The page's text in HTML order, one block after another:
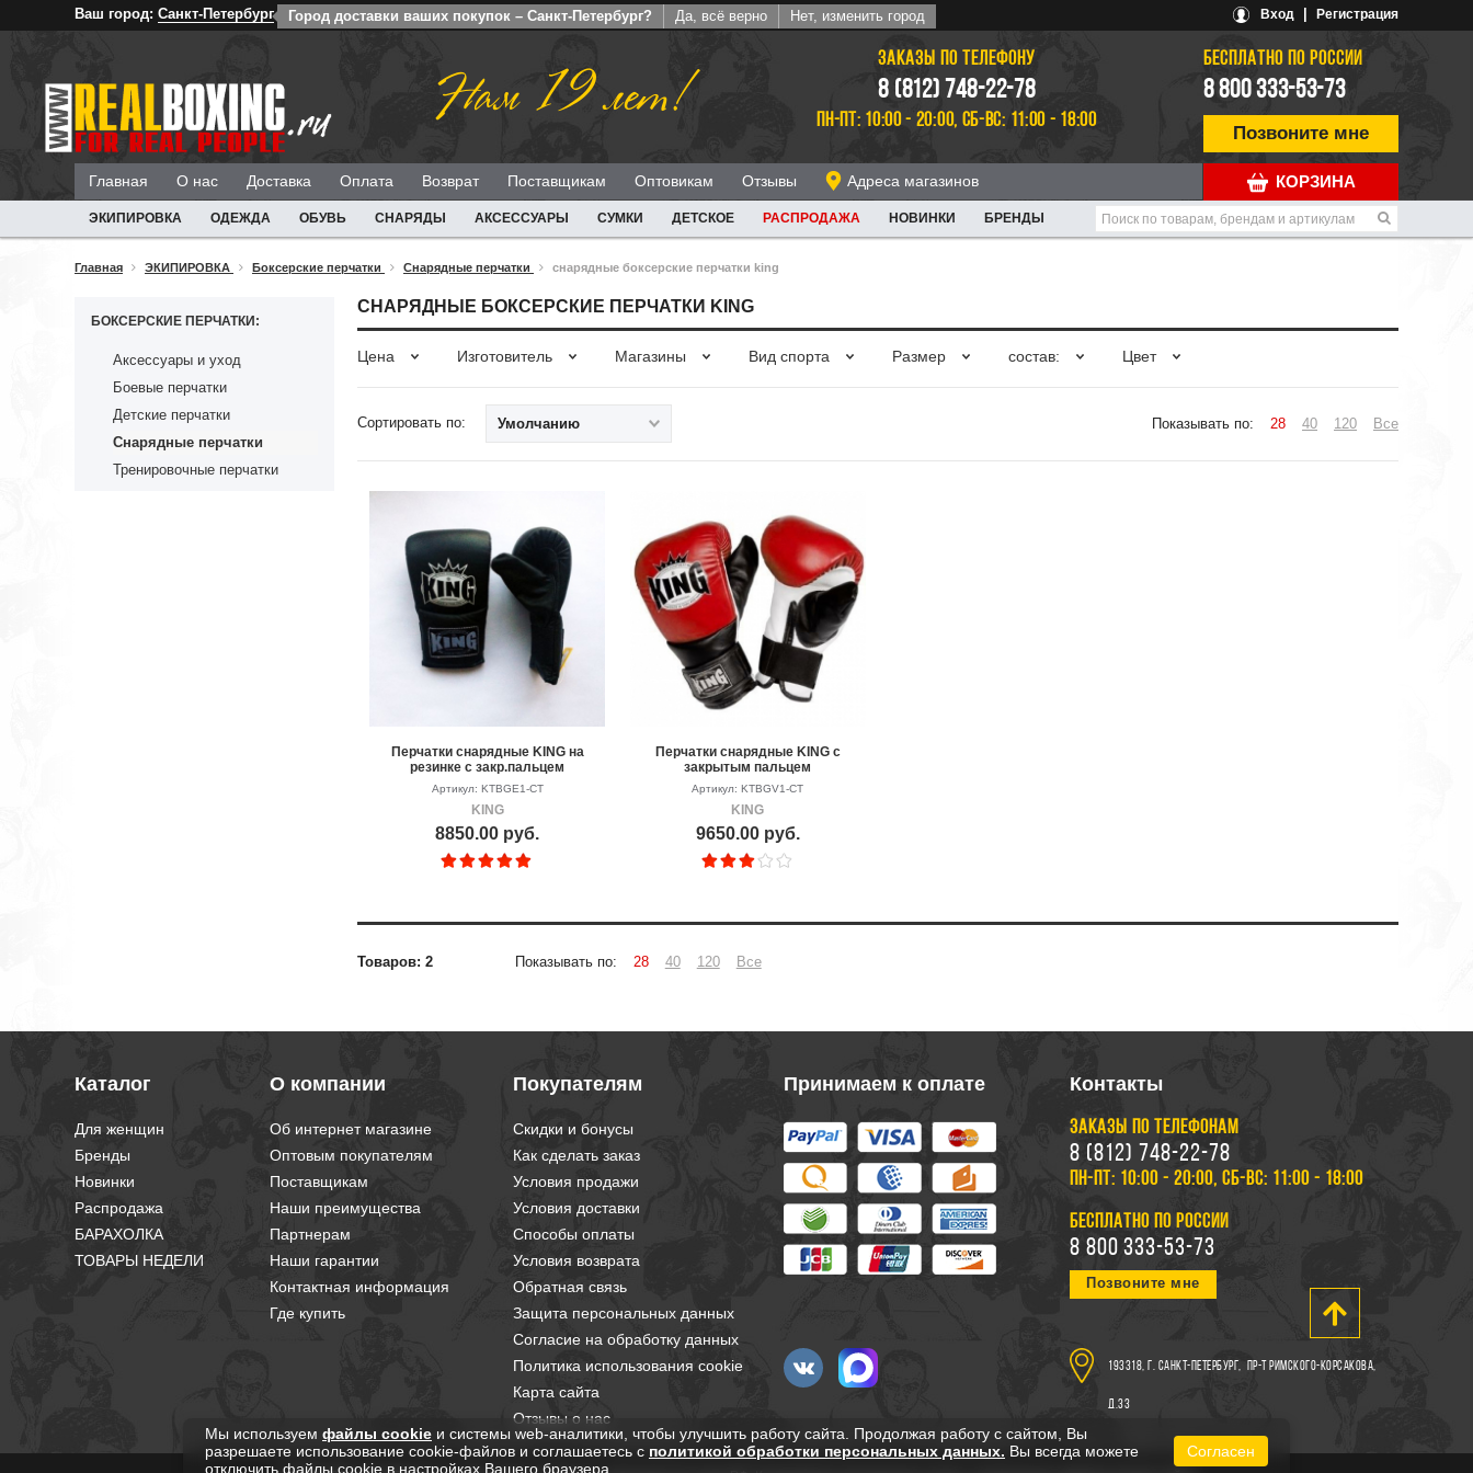
Ваш город: Санкт-Петербург Город доставки ваших покупок – Санкт-Петербург? Да, всё верно Нет, изменить город Вход Регистрация
Нам 19 лет! ЗАКАЗЫ ПО ТЕЛЕФОНУ
8 (812) 748-22-78
ПН-ПТ: 10:00 - 20:00, СБ-ВС: 11:00 - 18:00
БЕСПЛАТНО ПО РОССИИ
8 800 333-53-73
Позвоните мне
КОРЗИНА
Главная О нас Доставка Оплата Возврат Поставщикам Оптовикам Отзывы Адреса магазинов
ЭКИПИРОВКА ОДЕЖДА ОБУВЬ СНАРЯДЫ АКСЕССУАРЫ СУМКИ ДЕТСКОЕ РАСПРОДАЖА НОВИНКИ БРЕНДЫ
Главная ЭКИПИРОВКА Боксерские перчатки Снарядные перчатки снарядные боксерские перчатки king
БОКСЕРСКИЕ ПЕРЧАТКИ:
Аксессуары и уход
Боевые перчатки
Детские перчатки
Снарядные перчатки
Тренировочные перчатки
СНАРЯДНЫЕ БОКСЕРСКИЕ ПЕРЧАТКИ KING
Цена Изготовитель Магазины Вид спорта Размер состав: Цвет
Сортировать по: Умолчанию Показывать по: 28 40 120 Все
Перчатки снарядные KING на
резинке c закр.пальцем
Артикул: KTBGE1-CT
KING
8850.00 руб.
Перчатки снарядные KING c
закрытым пальцем
Артикул: KTBGV1-CT
KING
9650.00 руб.
Товаров: 2 Показывать по: 28 40 120 Все
Каталог
Для женщин
Бренды
Новинки
Распродажа
БАРАХОЛКА
ТОВАРЫ НЕДЕЛИ
О компании
Об интернет магазине
Оптовым покупателям
Поставщикам
Наши преимущества
Партнерам
Наши гарантии
Контактная информация
Где купить
Покупателям
Скидки и бонусы
Как сделать заказ
Условия продажи
Условия доставки
Способы оплаты
Условия возврата
Обратная связь
Защита персональных данных
Согласие на обработку данных
Политика использования cookie
Карта сайта
Отзывы о нас
Принимаем к оплате Контакты
ЗАКАЗЫ ПО ТЕЛЕФОНАМ
8 (812) 748-22-78
ПН-ПТ: 10:00 - 20:00, СБ-ВС: 11:00 - 18:00
БЕСПЛАТНО ПО РОССИИ
8 800 333-53-73
Позвоните мне
193318, г. Санкт-Петербург, пр-т Римского-Корсакова,
д.33
Мы используем файлы cookie и системы web-аналитики, чтобы улучшить работу сайта. Продолжая работу с сайтом, Вы
разрешаете использование cookie-файлов и соглашаетесь с политикой обработки персональных данных. Вы всегда можете
отключить файлы cookie в настройках Вашего браузера.
Согласен